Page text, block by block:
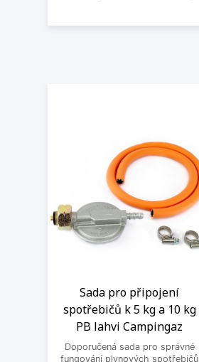
Sada pro připojení
spotřebičů k 5 kg a 10 kg
PB lahvi Campingaz
Doporučená sada pro správné
fungování plynových spotřebičů